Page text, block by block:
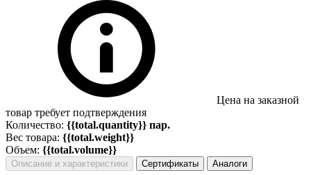
Цена на заказной
товар требует подтверждения
Количество: {{total.quantity}} пар.
Вес товара: {{total.weight}}
Объем: {{total.volume}}
Описание и характеристики Сертификаты Аналоги